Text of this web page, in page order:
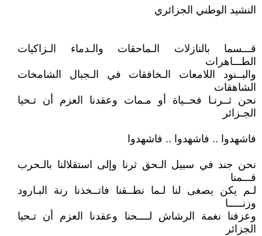
النشيد الوطني الجزائري
قـــسما بالنازلات الـماحقات والـدماء الـزاكيات
الطـــاهرات
والبــنود اللامعات الـخافقات في الـجبال الشامخات
الشاهقات
نحن ثــرنـا فحــياة أو مـمات وعقدنا العزم أن تـحيا
الجـزائر
فاشهدوا .. فاشهدوا .. فاشهدوا
نحن جند في سبيل الـحق ثرنا وإلى استقلالنا بالـحرب
قـــمنا
لـم يكن يصغى لنا لـما نطــقنا فاتــخذنا رنة البـارود
وزنـــــا
وعزفنا نغمة الرشاش لــــحنا وعقدنا العزم أن تـحيا
الجزائر